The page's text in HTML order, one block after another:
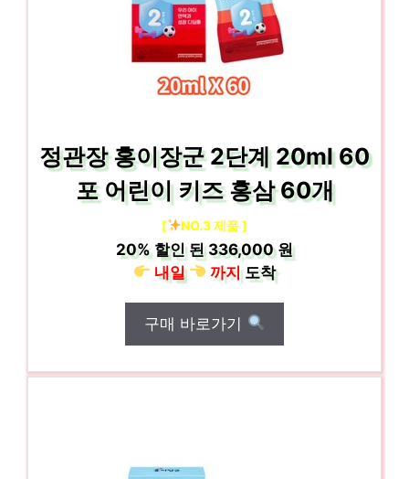
정관장 홍이장군 2단계 20ml 60
포 어린이 키즈 홍삼 60개
[ NO.3 제품 ]
20% 할인 된336,000 원
내일
까지도착
구매 바로가기